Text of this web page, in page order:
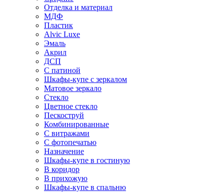
Отделка и материал
МДФ
Пластик
Alvic Luxe
Эмаль
Акрил
ДСП
С патиной
Шкафы-купе с зеркалом
Матовое зеркало
Стекло
Цветное стекло
Пескоструй
Комбинированные
С витражами
С фотопечатью
Назначение
Шкафы-купе в гостиную
В коридор
В прихожую
Шкафы-купе в спальню